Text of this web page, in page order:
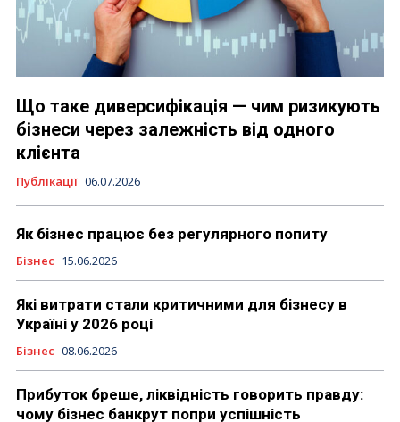
Що таке диверсифікація — чим ризикують
бізнеси через залежність від одного
клієнта
Публікації 06.07.2026
Як бізнес працює без регулярного попиту
Бізнес 15.06.2026
Які витрати стали критичними для бізнесу в
Україні у 2026 році
Бізнес 08.06.2026
Прибуток бреше, ліквідність говорить правду:
чому бізнес банкрут попри успішність